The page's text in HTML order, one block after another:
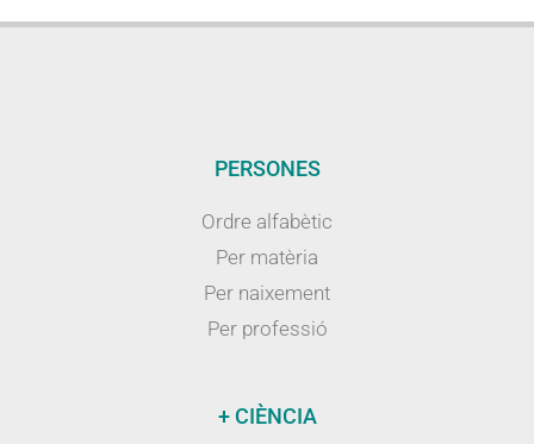
PERSONES
Ordre alfabètic
Per matèria
Per naixement
Per professió
+ CIÈNCIA